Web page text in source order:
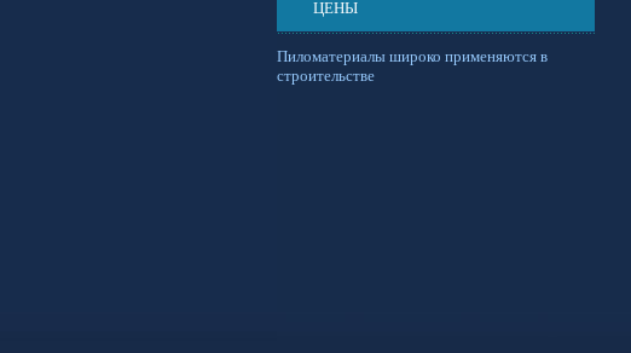
ЦЕНЫ
Пиломатериалы широко применяются в
строительстве